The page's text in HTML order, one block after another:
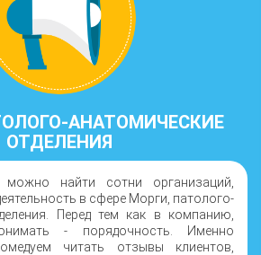
АНАТОМИЧЕСКИЕ
ОТДЕЛЕНИЯ
найти сотни организаций,
в сфере Морги, патолого-
Перед тем как в компанию,
- порядочность. Именно
читать отзывы клиентов,